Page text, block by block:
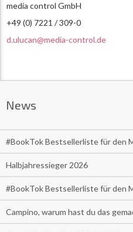
media control GmbH
+49 (0) 7221 / 309-0
d.ulucan@media-control.de
News
#BookTok Bestsellerliste für den
Halbjahressieger 2026
#BookTok Bestsellerliste für den
Campino, warum hast du das